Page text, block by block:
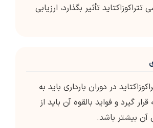
تتراکوزاکتاید تأثیر بگذارد، ارزیابی
در دوران بارداری باید به
گیرد و فواید بالقوه آن باید از
آن بیشتر باشد.